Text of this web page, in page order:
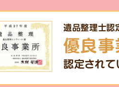
遺品整理士認
優良事
認定されて